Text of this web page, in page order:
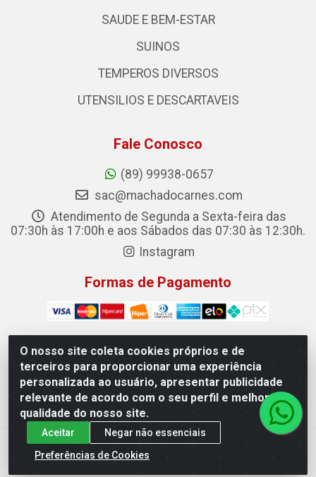
O nosso site coleta cookies próprios e de
terceiros para proporcionar uma experiência
personalizada ao usuário, apresentar publicidade
relevante de acordo com o seu perfil e melhorar a
qualidade do nosso site.
Aceitar
Negar não essenciais
Preferências de Cookies
SAUDE E BEM-ESTAR
SUINOS
TEMPEROS DIVERSOS
UTENSILIOS E DESCARTAVEIS
Fale Conosco
(89) 99938-0657
sac@machadocarnes.com
Atendimento de Segunda a Sexta-feira das
07:30h às 17:00h e aos Sábados das 07:30 às 12:30h.
Instagram
Formas de Pagamento
Machado Carnes Distribuidora de Alimentos LTDA -
Logradouro: Avenida Candido Aleixo, 148 - Centro - Oeiras/PI
- CEP 64.500-000 - 31.391.008/0001-50